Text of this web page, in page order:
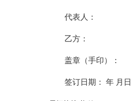
代表人：
乙方：
盖章（手印）：
签订日期： 年 月日